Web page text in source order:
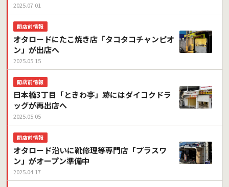
2025.07.01
開店前情報
オタロードにたこ焼き店「タコタコチャンピオ
ン」が出店へ
2025.05.15
開店前情報
日本橋3丁目「ときわ亭」跡にはダイコクドラ
ッグが再出店へ
2025.05.05
開店前情報
オタロード沿いに靴修理等専門店「プラスワ
ン」がオープン準備中
2025.04.17